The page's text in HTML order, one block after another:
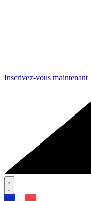
Inscrivez-vous maintenant